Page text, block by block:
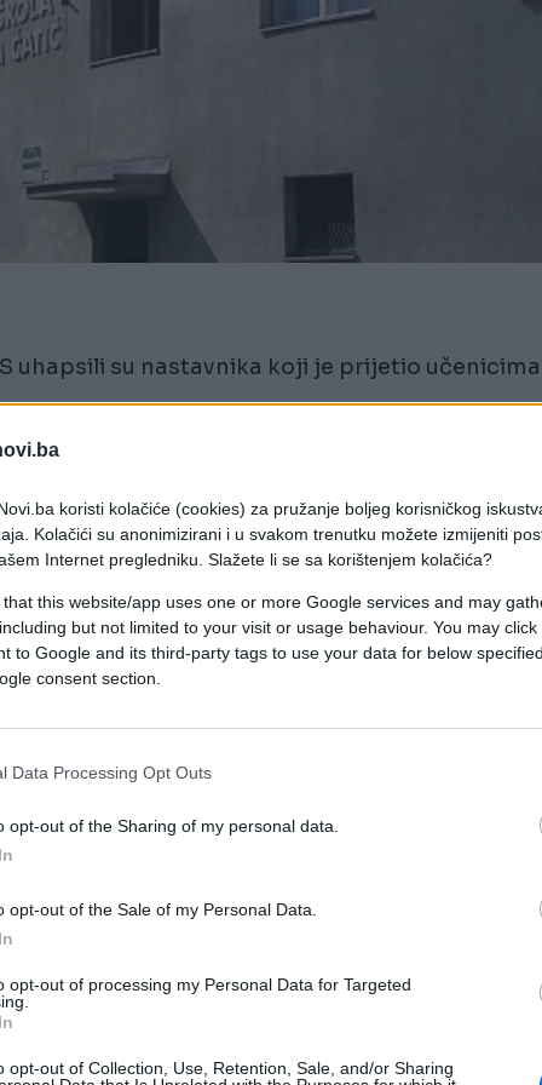
koristi kolačiće (cookies) za pružanje boljeg korisničkog
Kolačići su anonimizirani i u svakom trenutku možete izmijeniti
Internet pregledniku. Slažete li se sa korištenjem kolačića?
that this website/app uses one or more Google services and may
but not limited to your visit or usage behaviour. You may
to Google and its third-party tags to use your data for below
consent section.
Data Processing Opt Outs
opt-out of the Sharing of my personal data.
opt-out of the Sale of my Personal Data.
opt-out of processing my Personal Data for Targeted
opt-out of Collection, Use, Retention, Sale, and/or Sharing
uhapsili su nastavnika koji je prijetio učenicima
sigurnosti, a na štetu troje učenika.
obrade on će biti predat u nadležnost
na učenika, ali isti nećemo objavljivati jer
razredu, a slučaj su prijavili roditelji."Hoćeš
Jel mangupe? Jel idiote jedan? Ajde sjedi,